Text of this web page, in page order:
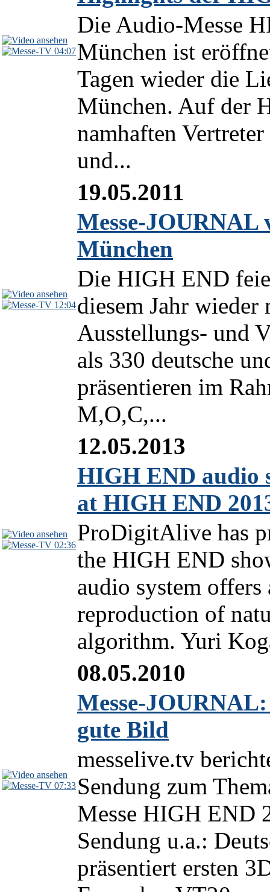
04:07
Die Audio-Messe
München ist
Tagen wieder die
München. Auf der
namhaften
und...
12:04
19.05.2011
Messe-JOURNAL
München
Die HIGH END
diesem Jahr wieder
Ausstellungs- und
als 330 deutsche
präsentieren im
M,O,C,...
02:36
12.05.2013
HIGH END audio
at HIGH END
ProDigitAlive has
the HIGH END
audio system
reproduction of
algorithm. Yuri
07:33
08.05.2010
Messe-
gute Bild
messelive.tv
Sendung zum
Messe HIGH END
Sendung u.a.:
präsentiert ersten